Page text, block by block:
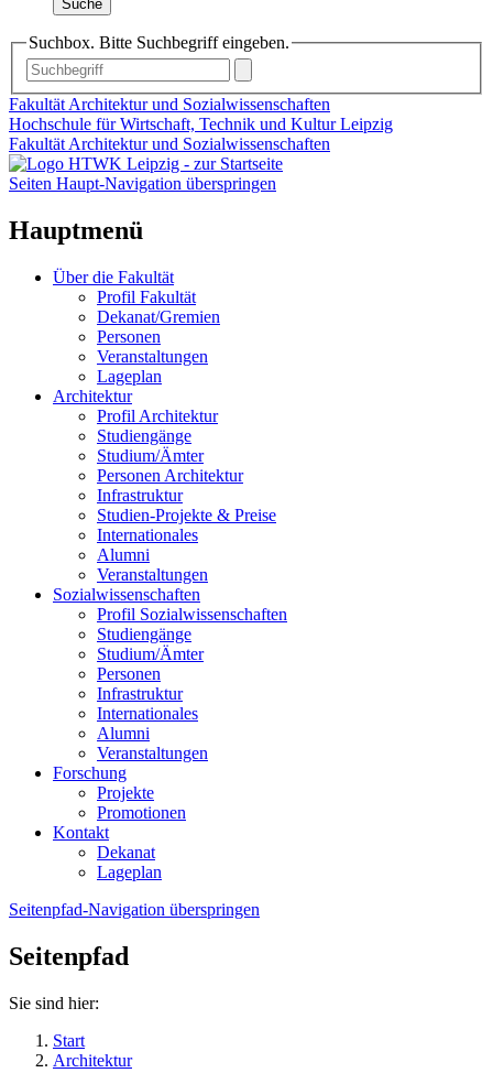
Suche
Suchbox. Bitte Suchbegriff eingeben.
Fakultät Architektur und Sozialwissenschaften
Hochschule für Wirtschaft, Technik und Kultur Leipzig
Fakultät Architektur und Sozialwissenschaften
Seiten Haupt-Navigation überspringen
Hauptmenü
Über die Fakultät
Profil Fakultät
Dekanat/Gremien
Personen
Veranstaltungen
Lageplan
Architektur
Profil Architektur
Studiengänge
Studium/Ämter
Personen Architektur
Infrastruktur
Studien-Projekte & Preise
Internationales
Alumni
Veranstaltungen
Sozialwissenschaften
Profil Sozialwissenschaften
Studiengänge
Studium/Ämter
Personen
Infrastruktur
Internationales
Alumni
Veranstaltungen
Forschung
Projekte
Promotionen
Kontakt
Dekanat
Lageplan
Seitenpfad-Navigation überspringen
Seitenpfad
Sie sind hier:
Start
Architektur